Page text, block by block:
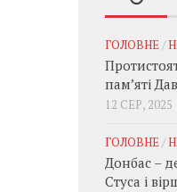
ГОЛОВНЕ/
пам’яті
12 СЕР, 2025
ГОЛОВНЕ/
Донбас –
Стуса і